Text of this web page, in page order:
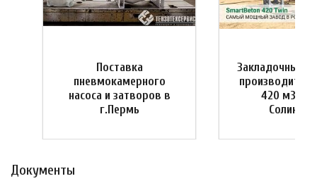
Поставка
пневмокамерного
насоса и затворов в
г.Пермь
Закладочный
420 м3/
Документы